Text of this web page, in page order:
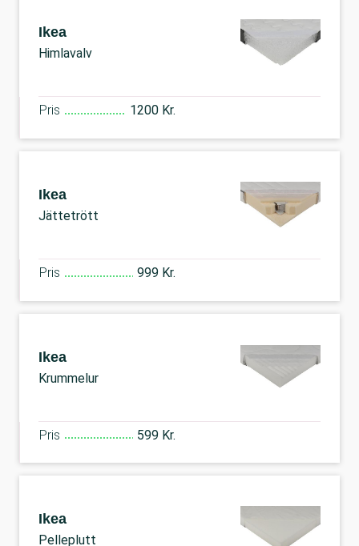
Ikea
Himlavalv
Pris 1200 Kr.
Ikea
Jättetrött
Pris 999 Kr.
Ikea
Krummelur
Pris 599 Kr.
Ikea
Pelleplutt